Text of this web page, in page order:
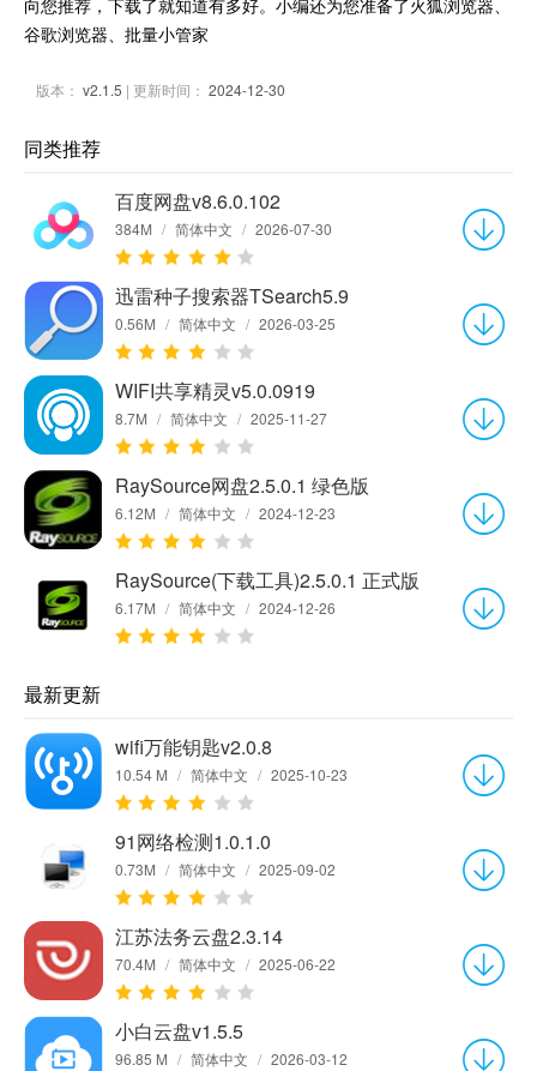
向您推荐，下载了就知道有多好。小编还为您准备了火狐浏览器、
谷歌浏览器、批量小管家
版本： v2.1.5 | 更新时间： 2024-12-30
同类推荐
百度网盘v8.6.0.102
384M / 简体中文 / 2026-07-30
迅雷种子搜索器TSearch5.9
0.56M / 简体中文 / 2026-03-25
WIFI共享精灵v5.0.0919
8.7M / 简体中文 / 2025-11-27
RaySource网盘2.5.0.1 绿色版
6.12M / 简体中文 / 2024-12-23
RaySource(下载工具)2.5.0.1 正式版
6.17M / 简体中文 / 2024-12-26
最新更新
wifi万能钥匙v2.0.8
10.54 M / 简体中文 / 2025-10-23
91网络检测1.0.1.0
0.73M / 简体中文 / 2025-09-02
江苏法务云盘2.3.14
70.4M / 简体中文 / 2025-06-22
小白云盘v1.5.5
96.85 M / 简体中文 / 2026-03-12